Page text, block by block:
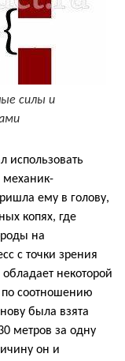
силы и
использовать
механик-
ему в голову,
копях, где
на
с точки зрения
некоторой
соотношению
была взята
метров за одну
он и